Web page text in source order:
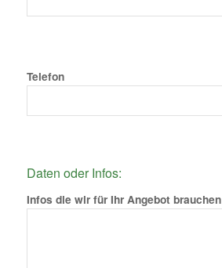
Telefon
Daten oder Infos:
Infos die wir für Ihr Angebot brauchen